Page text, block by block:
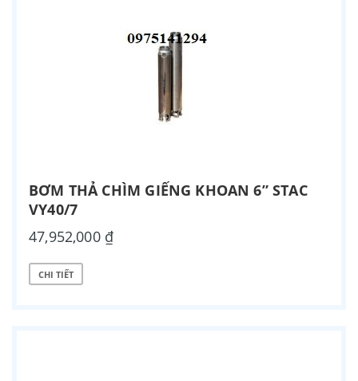
BƠM THẢ CHÌM GIẾNG KHOAN 6” STAC
VY40/7
47,952,000 ₫
CHI TIẾT